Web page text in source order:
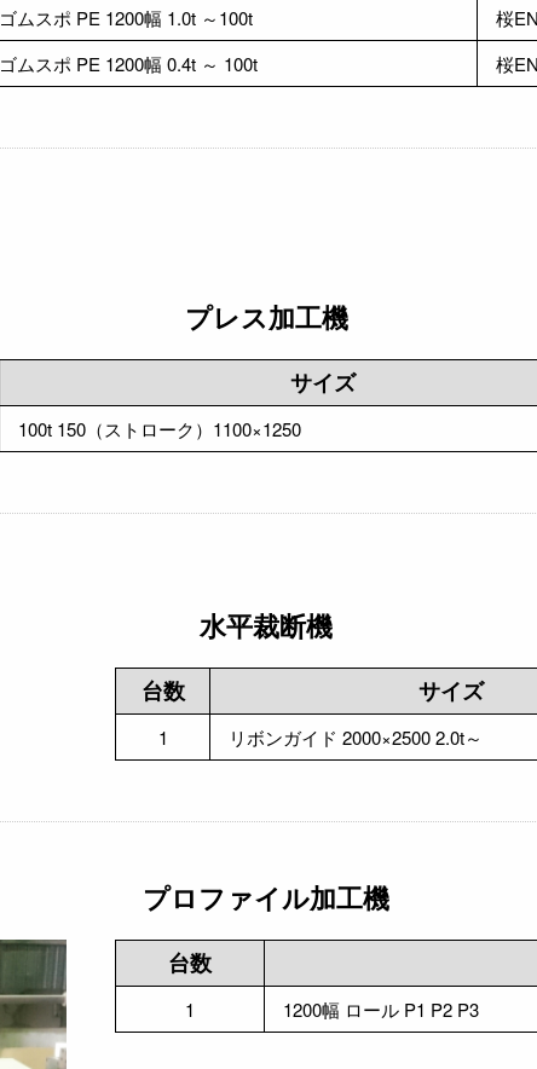
ゴムスポ PE 1200幅 1.0t ～100t
桜
ゴムスポ PE 1200幅 0.4t ～ 100t
桜
プレス加工機
サイズ
100t 150（ストローク）1100×1250
水平裁断機
台数 サイズ
1 リボンガイド 2000×2500 2.0t～
プロファイル加工機
台数
1 1200幅 ロール P1 P2 P3